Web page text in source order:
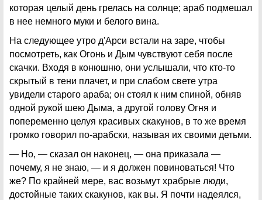
которая целый день грелась на солнце; араб подмешал
в нее немного муки и белого вина.
На следующее утро д'Арси встали на заре, чтобы
посмотреть, как Огонь и Дым чувствуют себя после
скачки. Входя в конюшню, они услышали, что кто-то
скрытый в тени плачет, и при слабом свете утра
увидели старого араба; он стоял к ним спиной, обняв
одной рукой шею Дыма, а другой голову Огня и
попеременно целуя красивых скакунов, в то же время
громко говорил по-арабски, называя их своими детьми.
— Но, — сказал он наконец, — она приказала —
почему, я не знаю, — и я должен повиноваться! Что
же? По крайней мере, вас возьмут храбрые люди,
достойные таких скакунов, как вы. Я почти надеялся,